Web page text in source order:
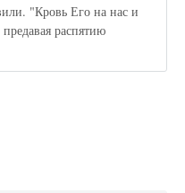
"Кровь Его на нас и
распятию